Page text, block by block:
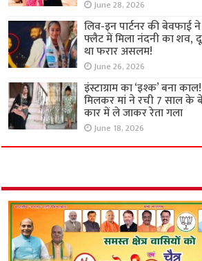
June 28, 2026
लिव-इन पार्टनर की बेवफाई
फ्लैट में मिला नंदनी का शव,
था फरार असलम!
June 26, 2026
इंस्टाग्राम का ‘इश्क’ बना
मिलकर मां ने रची 7 साल के
कार में ले जाकर रेता गला
June 18, 2026